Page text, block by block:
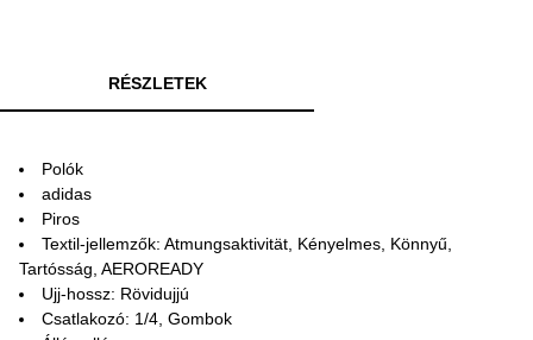
RÉSZLETEK
Polók
adidas
Piros
Textil-jellemzők: Atmungsaktivität, Kényelmes, Könnyű,
Tartósság, AEROREADY
Ujj-hossz: Rövidujjú
Csatlakozó: 1/4, Gombok